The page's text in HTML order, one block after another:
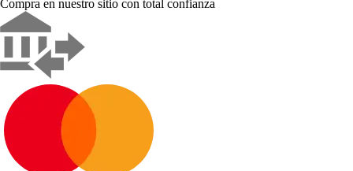
Compra en nuestro sitio con total confianza